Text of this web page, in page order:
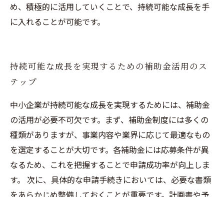
め、積極的に活用していくことで、持続可能な成長を手
に入れることが可能です。
持続可能な成長を実現するための補助金活用のス
テップ
中小企業が持続可能な成長を実現するためには、補助金
の活用が必要不可欠です。まず、補助金制度には多くの
種類がありますが、事業内容や業界に応じて最適なもの
を選定することが大切です。各補助金には応募条件が異
なるため、これを把握することで申請成功率が向上しま
す。 次に、具体的な申請手続きにおいては、必要な書類
をあらかじめ整備しておくことが重要です。計画書や予